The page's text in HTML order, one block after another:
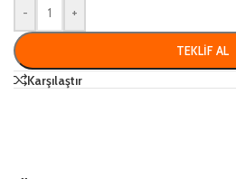
- +
TEKLIF AL
Karşılaştır